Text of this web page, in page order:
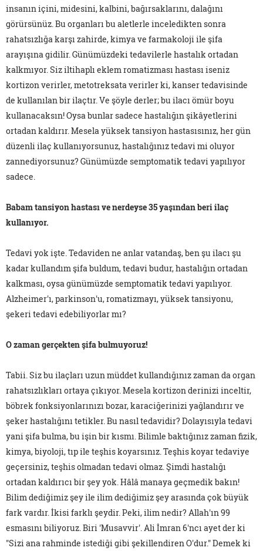
insanın içini, midesini, kalbini, bağırsaklarını, dalağını
görürsünüz. Bu organları bu aletlerle inceledikten sonra
rahatsızlığa karşı zahirde, kimya ve farmakoloji ile şifa
arayışına gidilir. Günümüzdeki tedavilerle hastalık ortadan
kalkmıyor. Siz iltihaplı eklem romatizması hastası iseniz
kortizon verirler, metotreksata verirler ki, kanser tedavisinde
de kullanılan bir ilaçtır. Ve şöyle derler; bu ilacı ömür boyu
kullanacaksın! Oysa bunlar sadece hastalığın şikâyetlerini
ortadan kaldırır. Mesela yüksek tansiyon hastasısınız, her gün
düzenli ilaç kullanıyorsunuz, hastalığınız tedavi mi oluyor
zannediyorsunuz? Günümüzde semptomatik tedavi yapılıyor
sadece.
Babam tansiyon hastası ve nerdeyse 35 yaşından beri ilaç
kullanıyor.
Tedavi yok işte. Tedaviden ne anlar vatandaş, ben şu ilacı şu
kadar kullandım şifa buldum, tedavi budur, hastalığın ortadan
kalkması, oysa günümüzde semptomatik tedavi yapılıyor.
Alzheimer'ı, parkinson'u, romatizmayı, yüksek tansiyonu,
şekeri tedavi edebiliyorlar mı?
O zaman gerçekten şifa bulmuyoruz!
Tabii. Siz bu ilaçları uzun müddet kullandığınız zaman da organ
rahatsızlıkları ortaya çıkıyor. Mesela kortizon derinizi inceltir,
böbrek fonksiyonlarınızı bozar, karaciğerinizi yağlandırır ve
şeker hastalığını tetikler. Bu nasıl tedavidir? Dolayısıyla tedavi
yani şifa bulma, bu işin bir kısmı. Bilimle baktığınız zaman fizik,
kimya, biyoloji, tıp ile teşhis koyarsınız. Teşhis koyar tedaviye
geçersiniz, teşhis olmadan tedavi olmaz. Şimdi hastalığı
ortadan kaldırıcı bir şey yok. Hâlâ manaya geçmedik bakın!
Bilim dediğimiz şey ile ilim dediğimiz şey arasında çok büyük
fark vardır. İkisi farklı şeydir. Peki, ilim nedir? Allah'ın 99
esmasını biliyoruz. Biri 'Musavvir'. Ali İmran 6'ncı ayet der ki
"Sizi ana rahminde istediği gibi şekillendiren O'dur." Demek ki